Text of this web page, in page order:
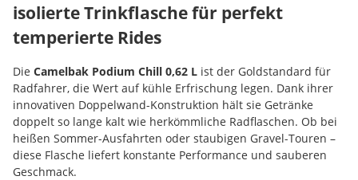
isolierte Trinkflasche für perfekt
temperierte Rides
Die Camelbak Podium Chill 0,62 L ist der Goldstandard für
Radfahrer, die Wert auf kühle Erfrischung legen. Dank ihrer
innovativen Doppelwand-Konstruktion hält sie Getränke
doppelt so lange kalt wie herkömmliche Radflaschen. Ob bei
heißen Sommer-Ausfahrten oder staubigen Gravel-Touren –
diese Flasche liefert konstante Performance und sauberen
Geschmack.